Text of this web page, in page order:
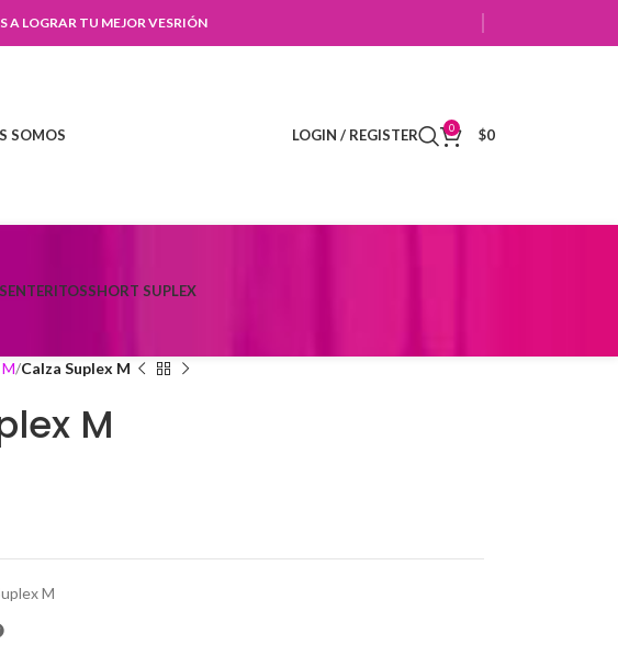
A LOGRAR TU MEJOR VESRIÓN
SOMOS LOGIN / REGISTER 0 $0
ENTERITOSSHORT SUPLEX
Calza Suplex M
M
M